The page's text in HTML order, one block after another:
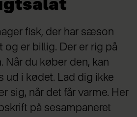
fisk, der har sæson
og er billig. Der er rig på
Når du køber den, kan
ud i kødet. Lad dig ikke
sig, når det får varme. Her
på sesampaneret